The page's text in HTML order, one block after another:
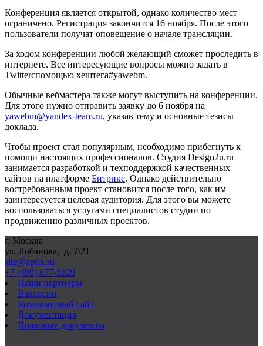
Конференция является открытой, однако количество мест
ограничено. Регистрация закончится 16 ноября. После этого
пользователи получат оповещение о начале трансляции.
За ходом конференции любой желающий сможет проследить в
интернете. Все интересующие вопросы можно задать в
Twittercпомощью хештега#yawebm.
Обычные вебмастера также могут выступить на конференции.
Для этого нужно отправить заявку до 6 ноября на
yawebm@yandex-team.ru, указав тему и основные тезисы
доклада.
Чтобы проект стал популярным, необходимо прибегнуть к
помощи настоящих профессионалов. Студия Design2u.ru
занимается разработкой и техподдержкой качественных
сайтов на платформе Битрикс. Однако действительно
востребованным проект становится после того, как им
заинтересуется целевая аудитория. Для этого вы можете
воспользоваться услугами специалистов студии по
продвижению различных проектов.
г. Москва
ул. Лобанова, д. 2\21
site@aprix.ru
+7 (499) 677-5629
Наши партнеры
Вакансии
Композитный сайт
Документация
Правовые документы